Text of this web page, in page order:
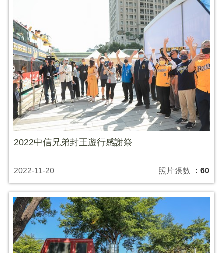
2022中信兄弟封王遊行感謝祭
2022-11-20 照片張數 ：60